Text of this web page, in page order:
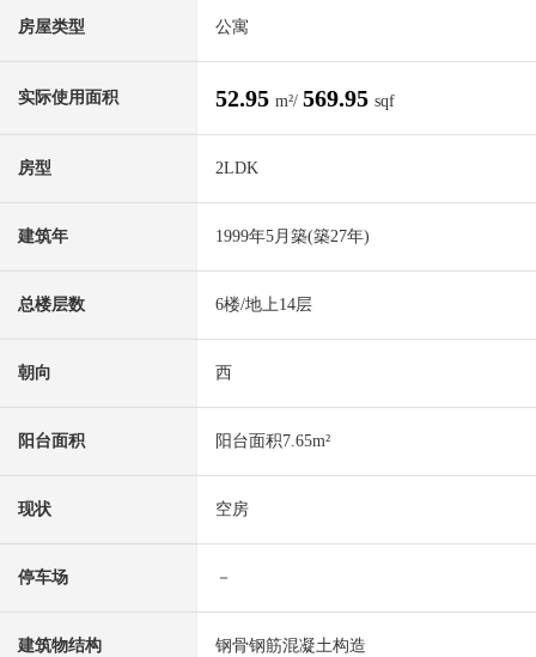
房屋类型 公寓
实际使用面积 52.95 m²/ 569.95 sqf
房型 2LDK
建筑年 1999年5月築(築27年)
总楼层数 6楼/地上14层
朝向 西
阳台面积 阳台面积7.65m²
现状 空房
停车场 －
建筑物结构 钢骨钢筋混凝土构造